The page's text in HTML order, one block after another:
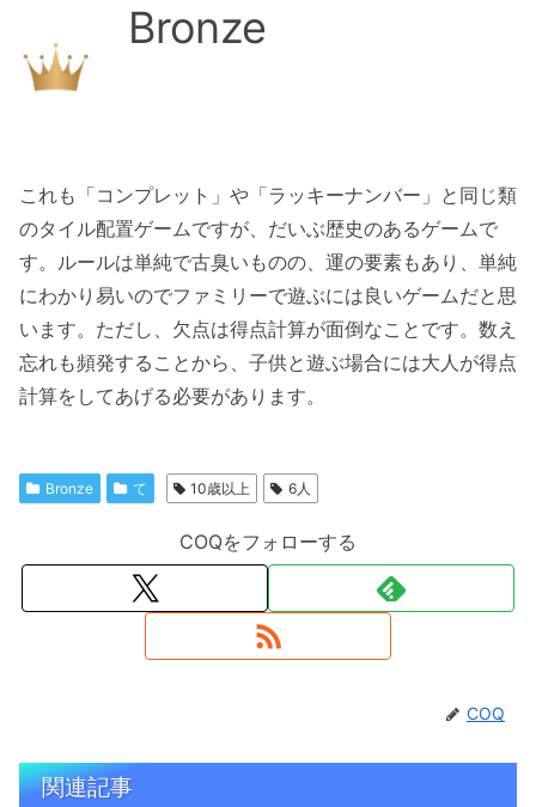
Bronze
これも「コンプレット」や「ラッキーナンバー」と同じ類
のタイル配置ゲームですが、だいぶ歴史のあるゲームで
す。ルールは単純で古臭いものの、運の要素もあり、単純
にわかり易いのでファミリーで遊ぶには良いゲームだと思
います。ただし、欠点は得点計算が面倒なことです。数え
忘れも頻発することから、子供と遊ぶ場合には大人が得点
計算をしてあげる必要があります。
Bronze て 10歳以上 6人
COQをフォローする
COQ
関連記事